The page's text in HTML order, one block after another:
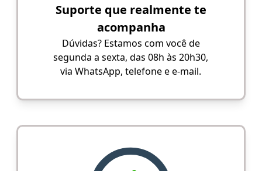
Suporte que realmente te
acompanha
Dúvidas? Estamos com você de
segunda a sexta, das 08h às 20h30,
via WhatsApp, telefone e e-mail.